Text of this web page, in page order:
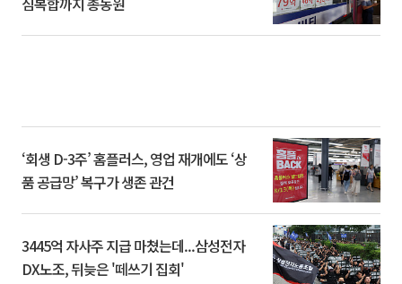
‘회생 D-3주’ 홈플러스, 영업 재개에도 ‘상
품 공급망’ 복구가 생존 관건
3445억 자사주 지급 마쳤는데...삼성전자
DX노조, 뒤늦은 '떼쓰기 집회'